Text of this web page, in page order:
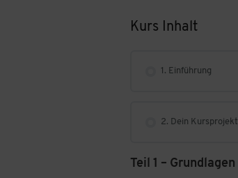
Kurs Inhalt
1. Einführung
2. Dein Kursprojekt
Teil 1 – Grundlagen